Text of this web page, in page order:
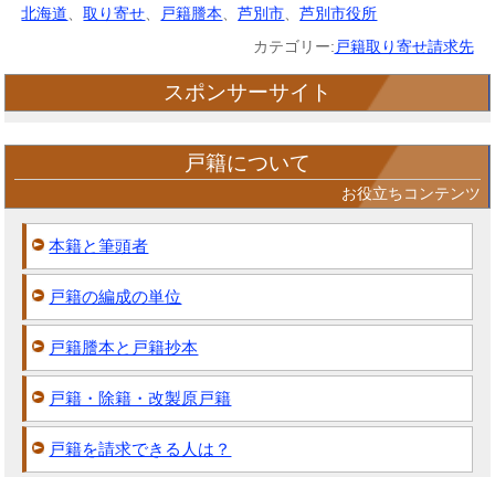
北海道 、取り寄せ 戸籍謄本 、芦別市 、芦別市役所
カテゴリー: 戸籍取り寄せ請求先
スポンサーサイト
戸籍について
お役立ちコンテンツ
本籍と筆頭者
戸籍の編成の単位
戸籍謄本と戸籍抄本
戸籍・除籍・改製原戸籍
戸籍を請求できる人は？